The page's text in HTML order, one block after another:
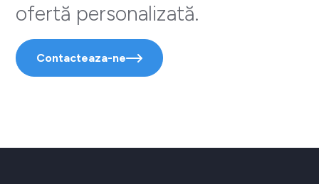
ofertă personalizată.
Contacteaza-ne